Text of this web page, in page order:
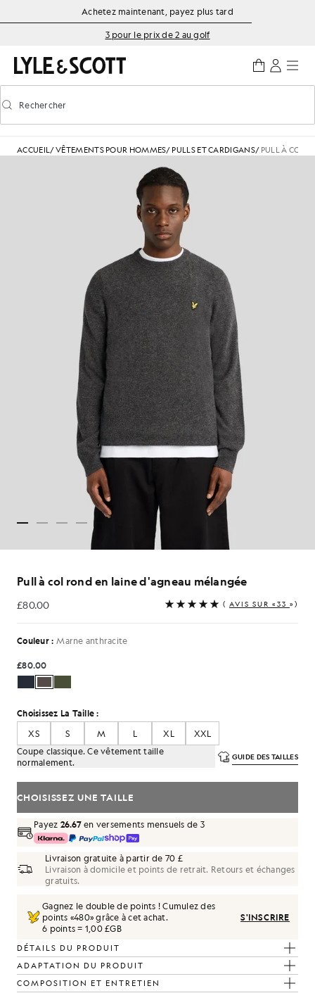
Aller directement au contenu principal
Informations sur l'accessibilité
Achetez maintenant, payez plus tard
3 pour le prix de 2 au golf
Activer/désactiver la recherche prédictive
Rechercher
ACCUEIL/VÊTEMENTS POUR HOMMES/ PULLS ET CARDIGANS/ PULL À COL
Pull à col rond en laine d'agneau mélangée
£80.00
£80.00 ( AVIS SUR «33 »)
Couleur : Marne anthracite
£80.00
Choisissez La Taille :
XS
S M L XL
XXL
Coupe classique. Ce vêtement taille
normalement.
GUIDE DES TAILLES
CHOISISSEZ UNE TAILLE
Payez 26.67en versements mensuels de 3
Livraison gratuite à partir de 70 £
Livraison à domicile et points de retrait. Retours et échanges
gratuits.
Gagnez le double de points ! Cumulez des
points «480» grâce à cet achat.
6 points = 1,00 £GB
S'INSCRIRE
DÉTAILS DU PRODUIT
ADAPTATION DU PRODUIT
COMPOSITION ET ENTRETIEN